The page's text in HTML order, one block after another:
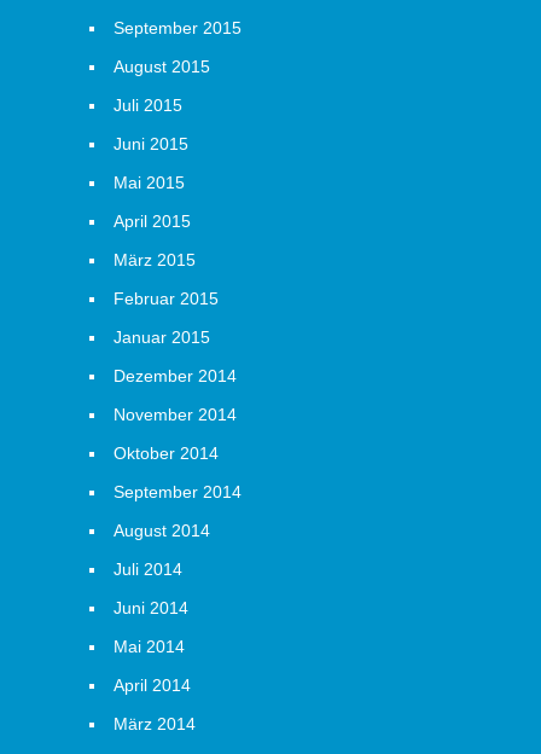
September 2015
August 2015
Juli 2015
Juni 2015
Mai 2015
April 2015
März 2015
Februar 2015
Januar 2015
Dezember 2014
November 2014
Oktober 2014
September 2014
August 2014
Juli 2014
Juni 2014
Mai 2014
April 2014
März 2014